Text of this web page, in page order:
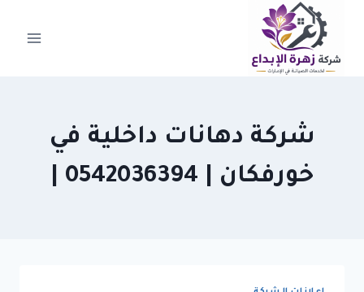
التجاوز
المحتوى
شركة دهانات داخلية في
خورفكان | 0542036394 |